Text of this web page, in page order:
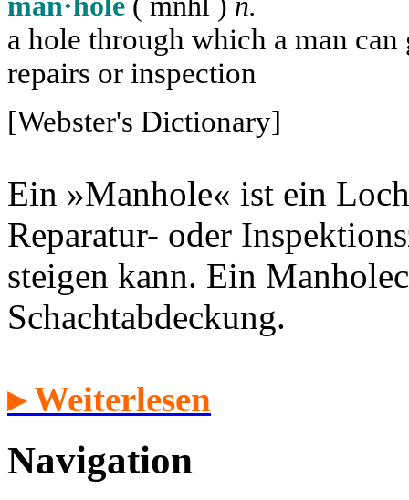
a hole through which a man
repairs or inspection
[Webster's Dictionary]
Ein »Manhole« ist ein
Reparatur- oder
steigen kann. Ein
Schachtabdeckung.
▸ Weiterlesen
Navigation